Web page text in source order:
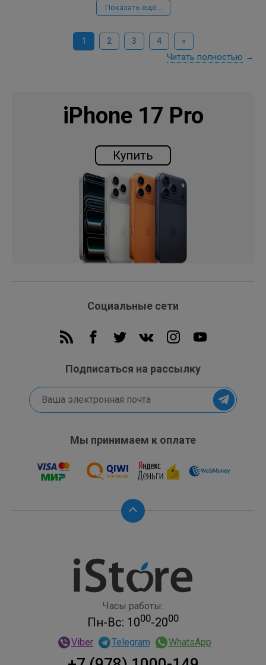
Показать ещё...
1 2 3 4 »
Читать полностью →
iPhone 17 Pro
Купить
Социальные сети
Подписаться на рассылку
Мы принимаем к оплате
Часы работы:
Пн-Вс: 1000-2000
Viber Telegram WhatsApp